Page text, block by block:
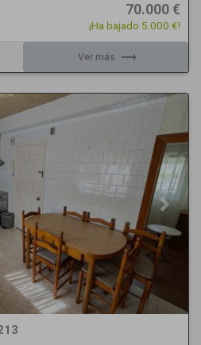
70.000 €
¡Ha bajado 5.000 €!
Ver más trending_flat
Next